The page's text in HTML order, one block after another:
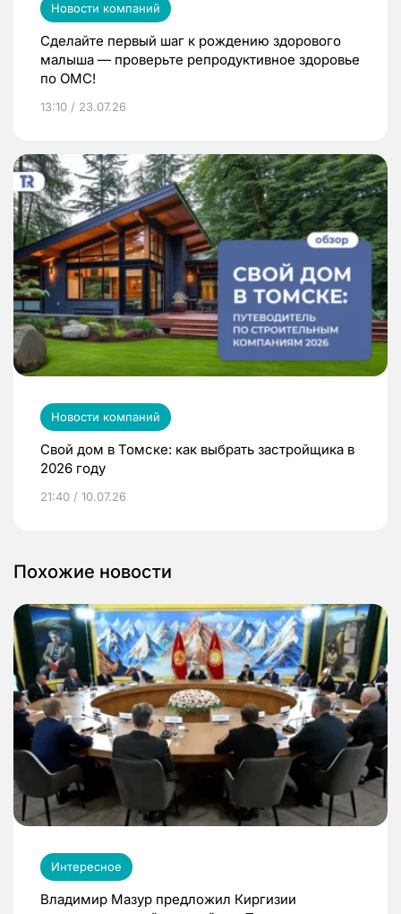
Новости компаний
Сделайте первый шаг к рождению здорового
малыша — проверьте репродуктивное здоровье
по ОМС!
13:10 / 23.07.26
Новости компаний
Свой дом в Томске: как выбрать застройщика в
2026 году
21:40 / 10.07.26
Похожие новости
Интересное
Владимир Мазур предложил Киргизии